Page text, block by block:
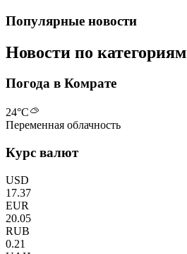
Популярные новости
Новости по категориям
Погода в Комрате
24°C
Переменная облачность
Курс валют
USD
17.37
EUR
20.05
RUB
0.21